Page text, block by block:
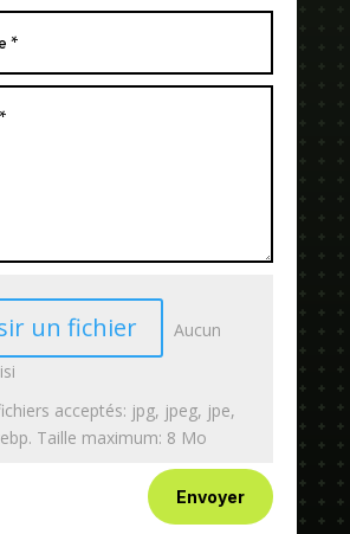
un fichier
Aucun
acceptés: jpg, jpeg, jpe,
Taille maximum: 8 Mo
Envoyer